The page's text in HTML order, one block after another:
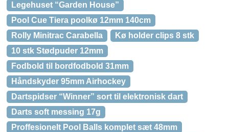
Legehuset “Garden House”
Pool Cue Tiera poolkø 12mm 140cm
Rolly Minitrac Carabella
Kø holder clips 8 stk
10 stk Stødpuder 12mm
Fodbold til bordfodbold 31mm
Håndskyder 95mm Airhockey
Dartspidser “Winner” sort til elektronisk dart
Darts soft messing 17g
Proffesionelt Pool Balls komplet sæt 48mm